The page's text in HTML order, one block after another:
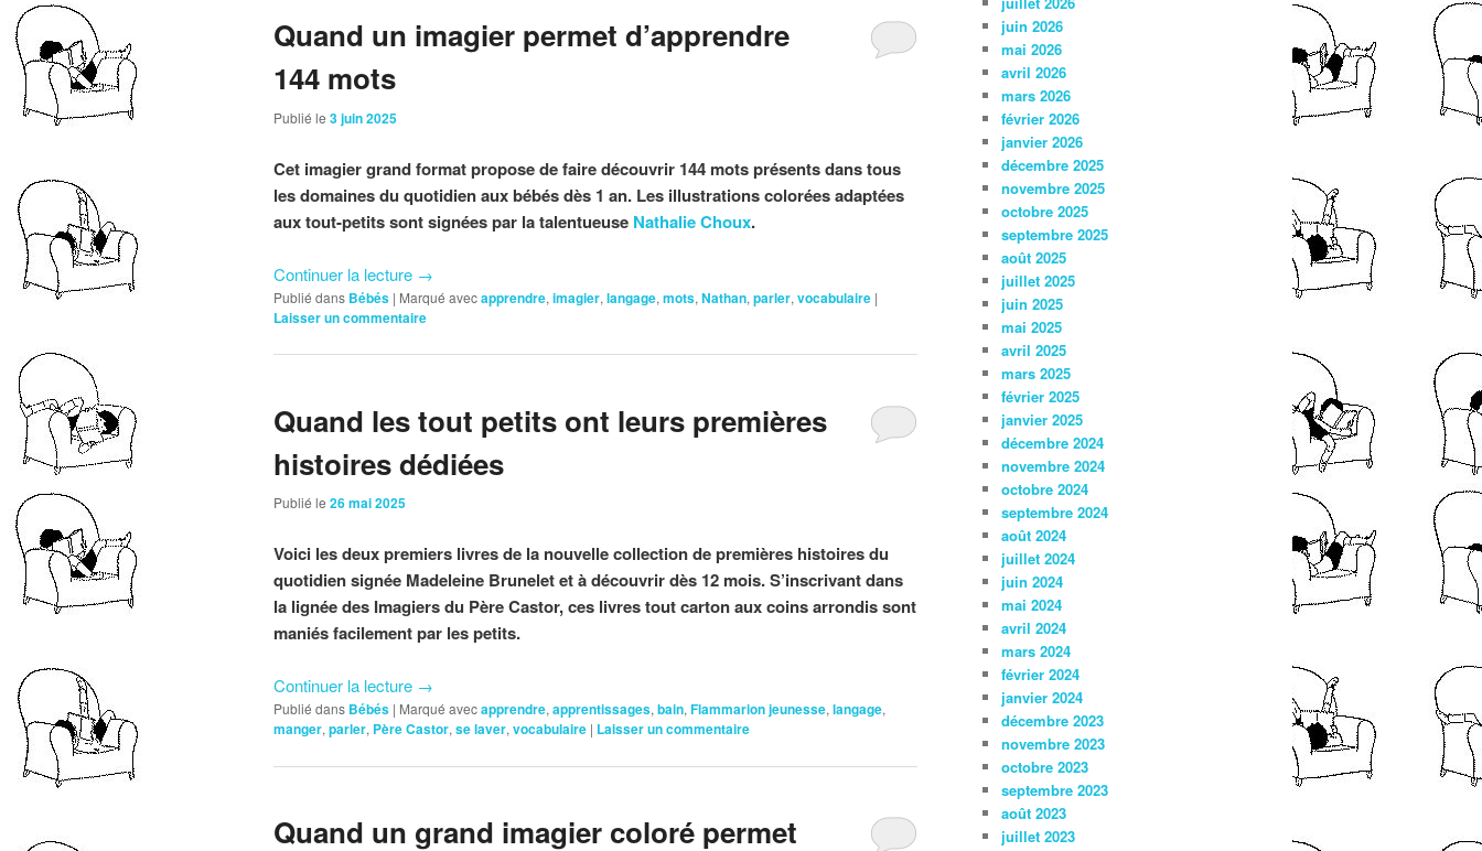
Quand un imagier permet d’apprendre
144 mots
Publié le 3 juin 2025
Cet imagier grand format propose de faire découvrir 144 mots présents dans tous
les domaines du quotidien aux bébés dès 1 an. Les illustrations colorées adaptées
aux tout-petits sont signées par la talentueuse Nathalie Choux.
Continuer la lecture →
Publié dans Bébés | Marqué avecapprendre, imagier, langage, mots, Nathan, parler, vocabulaire |
Laisser un commentaire
Quand les tout petits ont leurs premières
histoires dédiées
Publié le 26 mai 2025
Voici les deux premiers livres de la nouvelle collection de premières histoires du
quotidien signée Madeleine Brunelet et à découvrir dès 12 mois. S’inscrivant dans
la lignée des Imagiers du Père Castor, ces livres tout carton aux coins arrondis sont
maniés facilement par les petits.
Continuer la lecture →
Publié dans Bébés | Marqué avecapprendre, apprentissages, bain, Flammarion jeunesse, langage,
manger, parler, Père Castor, se laver, vocabulaire | Laisser un commentaire
Quand un grand imagier coloré permet
juin 2026
mai 2026
avril 2026
mars 2026
février 2026
janvier 2026
décembre 2025
novembre 2025
octobre 2025
septembre 2025
août 2025
juillet 2025
juin 2025
mai 2025
avril 2025
mars 2025
février 2025
janvier 2025
décembre 2024
novembre 2024
octobre 2024
septembre 2024
août 2024
juillet 2024
juin 2024
mai 2024
avril 2024
mars 2024
février 2024
janvier 2024
décembre 2023
novembre 2023
octobre 2023
septembre 2023
août 2023
juillet 2023